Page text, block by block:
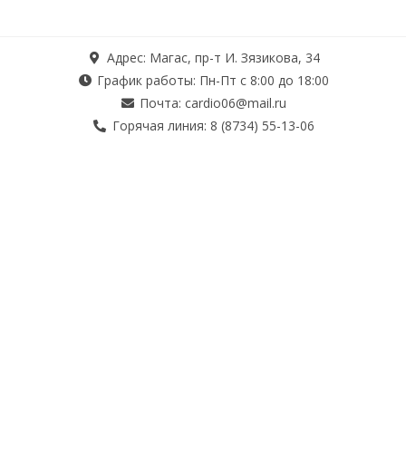
Адрес: Магас, пр-т И. Зязикова, 34
График работы: Пн-Пт с 8:00 до 18:00
Почта: cardio06@mail.ru
Горячая линия: 8 (8734) 55-13-06